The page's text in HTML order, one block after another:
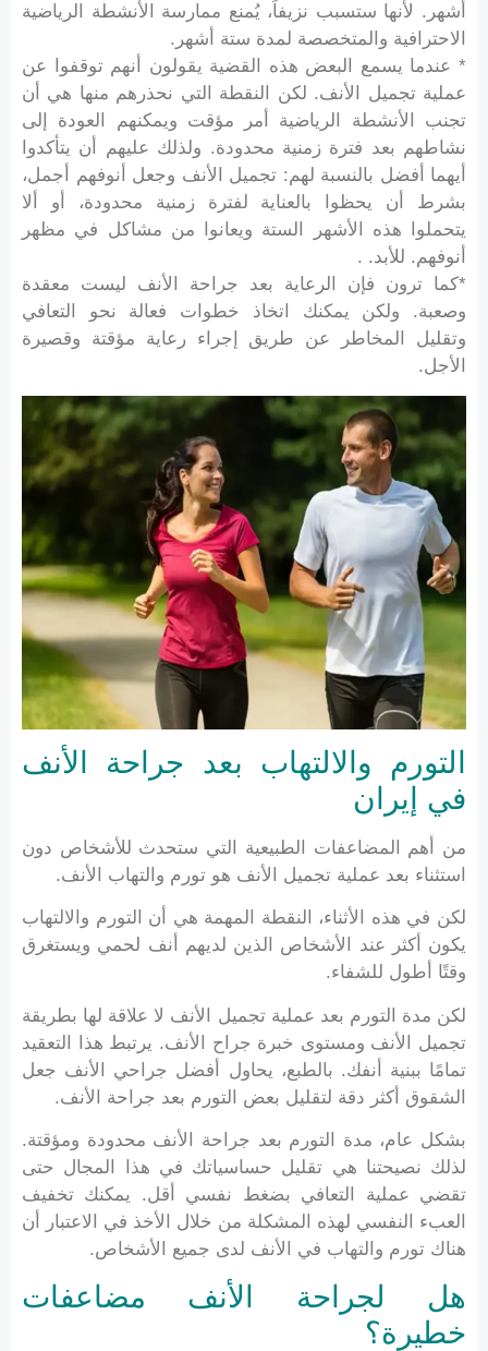
أشهر. لأنها ستسبب نزيفاً، يُمنع ممارسة الأنشطة الرياضية
الاحترافية والمتخصصة لمدة ستة أشهر.
* عندما يسمع البعض هذه القضية يقولون أنهم توقفوا عن
عملية تجميل الأنف. لكن النقطة التي نحذرهم منها هي أن
تجنب الأنشطة الرياضية أمر مؤقت ويمكنهم العودة إلى
نشاطهم بعد فترة زمنية محدودة. ولذلك عليهم أن يتأكدوا
أيهما أفضل بالنسبة لهم: تجميل الأنف وجعل أنوفهم أجمل،
بشرط أن يحظوا بالعناية لفترة زمنية محدودة، أو ألا
يتحملوا هذه الأشهر الستة ويعانوا من مشاكل في مظهر
أنوفهم. للأبد. .
*كما ترون فإن الرعاية بعد جراحة الأنف ليست معقدة
وصعبة. ولكن يمكنك اتخاذ خطوات فعالة نحو التعافي
وتقليل المخاطر عن طريق إجراء رعاية مؤقتة وقصيرة
الأجل.
التورم والالتهاب بعد جراحة الأنف
في إيران
من أهم المضاعفات الطبيعية التي ستحدث للأشخاص دون
استثناء بعد عملية تجميل الأنف هو تورم والتهاب الأنف.
لكن في هذه الأثناء، النقطة المهمة هي أن التورم والالتهاب
يكون أكثر عند الأشخاص الذين لديهم أنف لحمي ويستغرق
وقتًا أطول للشفاء.
لكن مدة التورم بعد عملية تجميل الأنف لا علاقة لها بطريقة
تجميل الأنف ومستوى خبرة جراح الأنف. يرتبط هذا التعقيد
تمامًا ببنية أنفك. بالطبع، يحاول أفضل جراحي الأنف جعل
الشقوق أكثر دقة لتقليل بعض التورم بعد جراحة الأنف.
بشكل عام، مدة التورم بعد جراحة الأنف محدودة ومؤقتة.
لذلك نصيحتنا هي تقليل حساسياتك في هذا المجال حتى
تقضي عملية التعافي بضغط نفسي أقل. يمكنك تخفيف
العبء النفسي لهذه المشكلة من خلال الأخذ في الاعتبار أن
هناك تورم والتهاب في الأنف لدى جميع الأشخاص.
هل لجراحة الأنف مضاعفات
خطيرة؟